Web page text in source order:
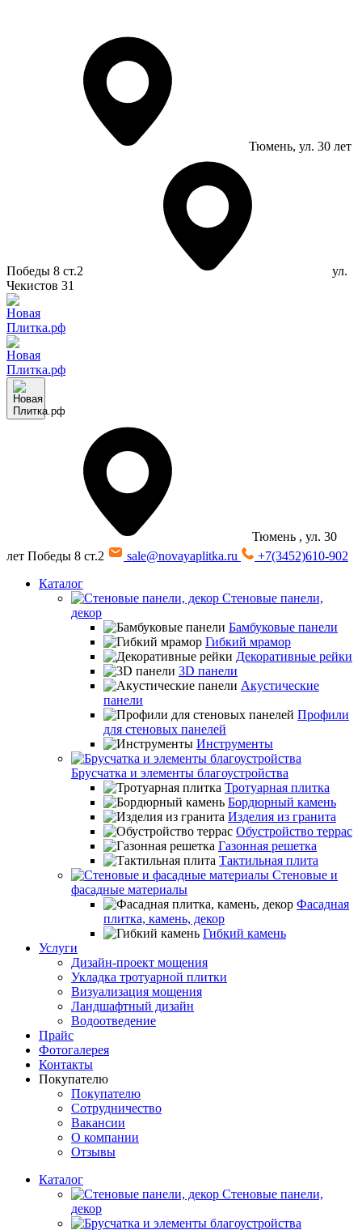
Тюмень, ул. 30 лет
Победы 8 ст.2
ул.
Чекистов 31
Тюмень , ул. 30
лет Победы 8 ст.2
sale@novayaplitka.ru
+7(3452)610-902
Каталог
Стеновые панели,
декор
Бамбуковые панели
Гибкий мрамор
Декоративные рейки
3D панели
Акустические
панели
Профили
для стеновых панелей
Инструменты
Брусчатка и элементы благоустройства
Тротуарная плитка
Бордюрный камень
Изделия из гранита
Обустройство террас
Газонная решетка
Тактильная плита
Стеновые и
фасадные материалы
Фасадная
плитка, камень, декор
Гибкий камень
Услуги
Дизайн-проект мощения
Укладка тротуарной плитки
Визуализация мощения
Ландшафтный дизайн
Водоотведение
Прайс
Фотогалерея
Контакты
Покупателю
Покупателю
Сотрудничество
Вакансии
О компании
Отзывы
Каталог
Стеновые панели,
декор